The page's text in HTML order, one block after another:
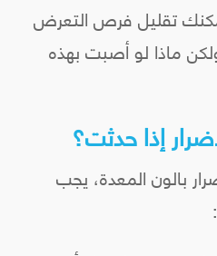
تقليل فرص التعرض
ماذا لو أصبت بهذه
إذا حدثت؟
بالون المعدة، يجب